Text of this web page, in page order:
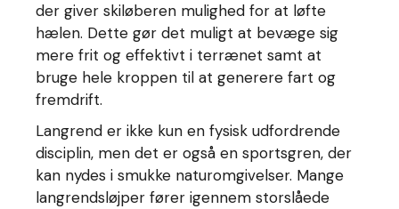
der giver skiløberen mulighed for at løfte
hælen. Dette gør det muligt at bevæge sig
mere frit og effektivt i terrænet samt at
bruge hele kroppen til at generere fart og
fremdrift.
Langrend er ikke kun en fysisk udfordrende
disciplin, men det er også en sportsgren, der
kan nydes i smukke naturomgivelser. Mange
langrendsløjper fører igennem storslåede